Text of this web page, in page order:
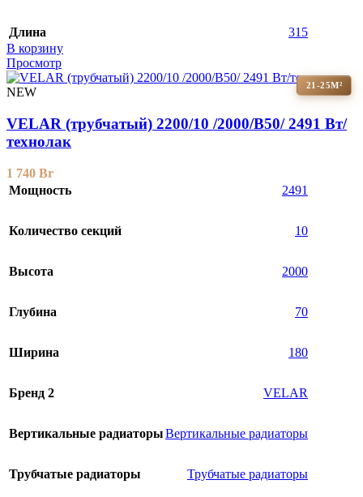
Длина
315
В корзину
Просмотр
21-25М²
NEW
VELAR (трубчатый) 2200/10 /2000/B50/ 2491 Bт/
технолак
1 740 Br
Мощность
2491
Количество секций 10
Высота 2000
Глубина 70
Ширина 180
Бренд 2 VELAR
Вертикальные радиаторыВертикальные радиаторы
Трубчатые радиаторы Трубчатые радиаторы